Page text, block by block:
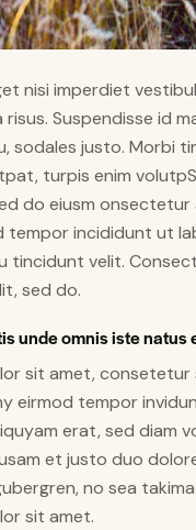
nisi imperdiet
Suspendisse id
sodales justo. Morbi
turpis enim
do eiusm onsectetur
tempor incididunt ut
tincidunt velit.
sed do.
unde omnis iste natus
sit amet, consetetur
eirmod tempor
erat, sed diam
et justo duo
no sea
sit amet.